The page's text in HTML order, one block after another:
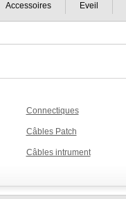
Accessoires Eveil
Connectiques
Câbles Patch
Câbles intrument